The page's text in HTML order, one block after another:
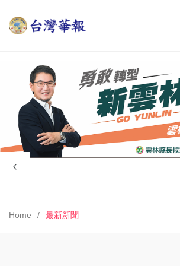
Home 最新新聞